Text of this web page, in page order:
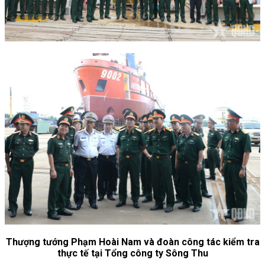
Thượng tướng Phạm Hoài Nam và đoàn công tác kiểm tra
thực tế tại Tổng công ty Sông Thu